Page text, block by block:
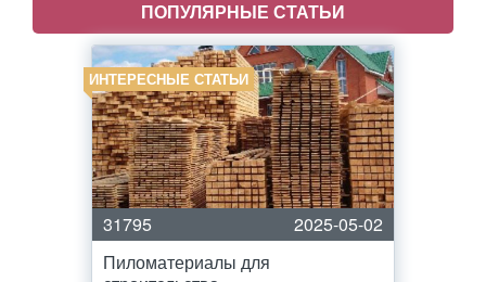
ПОПУЛЯРНЫЕ СТАТЬИ
ИНТЕРЕСНЫЕ СТАТЬИ
31795
2025-05-02
Пиломатериалы для